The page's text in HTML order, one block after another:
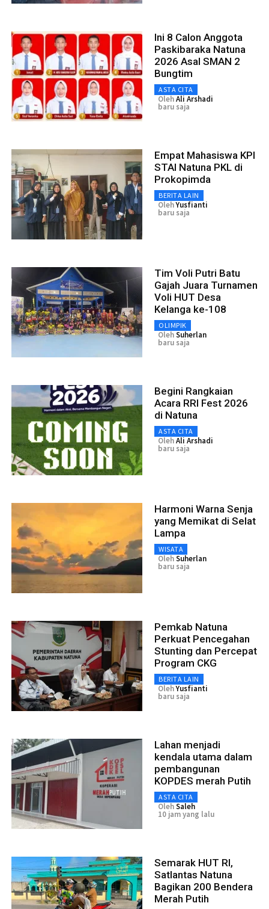
Ini 8 Calon Anggota
Paskibaraka Natuna
2026 Asal SMAN 2
Bungtim
ASTA CITA
OlehAli Arshadi
baru saja
Empat Mahasiswa KPI
STAI Natuna PKL di
Prokopimda
BERITA LAIN
OlehYusfianti
baru saja
Tim Voli Putri Batu
Gajah Juara Turnamen
Voli HUT Desa
Kelanga ke-108
OLIMPIK
OlehSuherlan
baru saja
Begini Rangkaian
Acara RRI Fest 2026
di Natuna
ASTA CITA
OlehAli Arshadi
baru saja
Harmoni Warna Senja
yang Memikat di Selat
Lampa
WISATA
OlehSuherlan
baru saja
Pemkab Natuna
Perkuat Pencegahan
Stunting dan Percepat
Program CKG
BERITA LAIN
OlehYusfianti
baru saja
Lahan menjadi
kendala utama dalam
pembangunan
KOPDES merah Putih
ASTA CITA
OlehSaleh
10 jam yang lalu
Semarak HUT RI,
Satlantas Natuna
Bagikan 200 Bendera
Merah Putih